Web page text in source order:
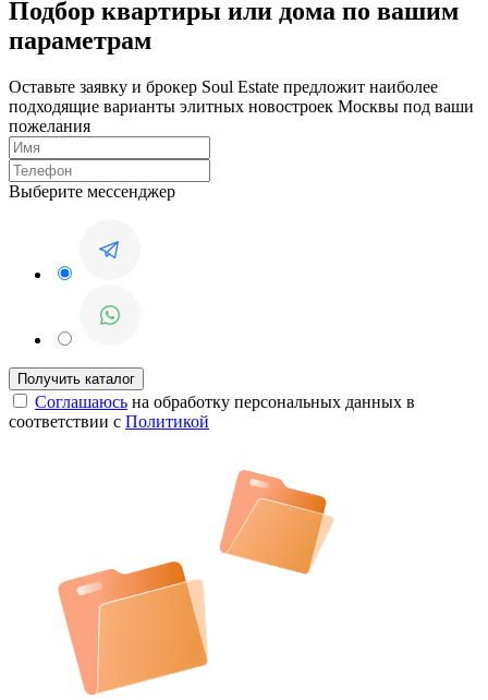
Подбор квартиры или дома по вашим
параметрам
Оставьте заявку и брокер Soul Estate предложит наиболее
подходящие варианты элитных новостроек Москвы под ваши
пожелания
Выберите мессенджер
Соглашаюсь на обработку персональных данных в
соответствии с Политикой